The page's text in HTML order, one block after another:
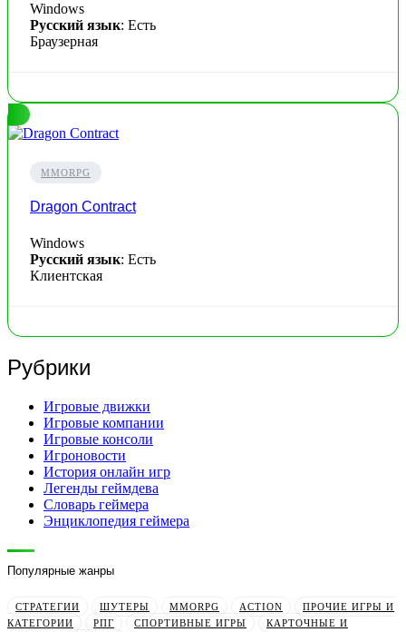
Windows
Русский язык: Есть
Браузерная
MMORPG
Dragon Contract
Windows
Русский язык: Есть
Клиентская
Рубрики
Игровые движки
Игровые компании
Игровые консоли
Игроновости
История онлайн игр
Легенды геймдева
Словарь геймера
Энциклопедия геймера
Популярные жанры
СТРАТЕГИИ ШУТЕРЫ MMORPG ACTION
ПРОЧИЕ ИГРЫ И
КАТЕГОРИИ
РПГ СПОРТИВНЫЕ ИГРЫ
КАРТОЧНЫЕ И